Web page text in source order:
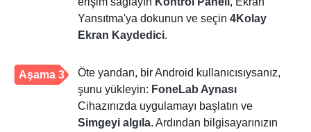
Yansıtma'ya dokunun ve seçin 4Kolay
Ekran Kaydedici.
Aşama 3
Öte yandan, bir Android kullanıcısıysanız,
şunu yükleyin: FoneLab Aynası
Cihazınızda uygulamayı başlatın ve
Simgeyi algıla. Ardından bilgisayarınızın